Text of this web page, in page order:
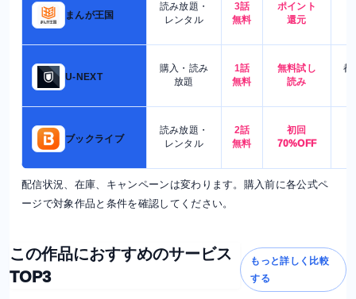
まんが王国
読み放題・
レンタル
3話
無料
ポイント
還元
U-NEXT
購入・読み
放題
1話
無料
無料試し
読み
都
ブックライブ
読み放題・
レンタル
2話
無料
初回
70%OFF
配信状況、在庫、キャンペーンは変わります。購入前に各公式ペ
ージで対象作品と条件を確認してください。
この作品におすすめのサービス
TOP3
もっと詳しく比較
する